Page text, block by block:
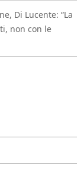
Di Lucente: “La
non con le